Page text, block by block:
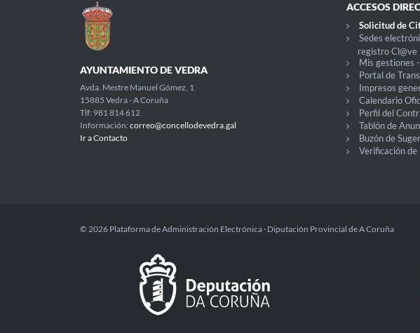
AYUNTAMIENTO DE VEDRA
Avda. Mestre Manuel Gómez, 1
15885 Vedra - A Coruña
Tlf: 981 814 612
Información: correo@concellodevedra.gal
Ir a Contacto
ACCESOS
Solicitud de
Sedes
registro Cl@ve
Mis gestiones
Portal de
Impresos
Calendario
Perfil del
Tablón de
Buzón de
Verificación
© 2026 Plataforma de Administración Electrónica · Diputación Provincial de A Coruña